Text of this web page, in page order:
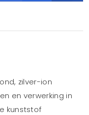
zilver-ion
en verwerking in
kunststof